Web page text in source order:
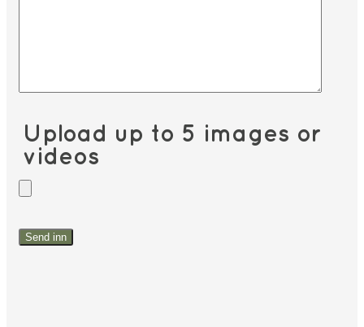
Upload up to 5 images or
videos